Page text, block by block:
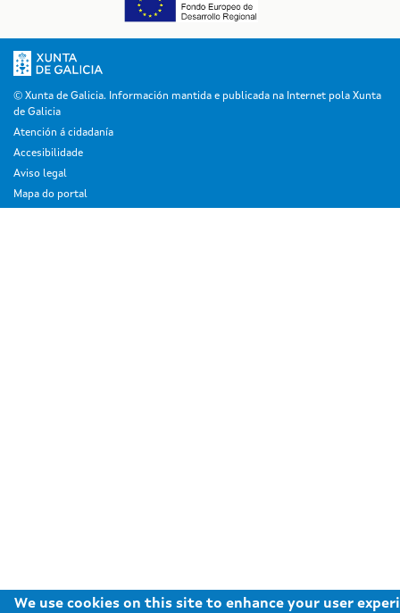
© Xunta de Galicia. Información mantida e publicada na Internet pola Xunta
de Galicia
Atención á cidadanía
Accesibilidade
Aviso legal
Mapa do portal
We use cookies on this site to enhance your user